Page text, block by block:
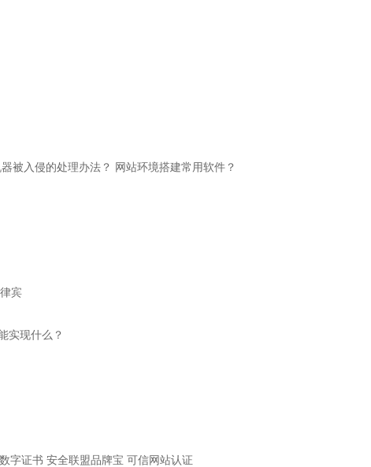
被入侵的处理办法？ 网站环境搭建常用软件？
宾
实现什么？
字证书 安全联盟品牌宝 可信网站认证